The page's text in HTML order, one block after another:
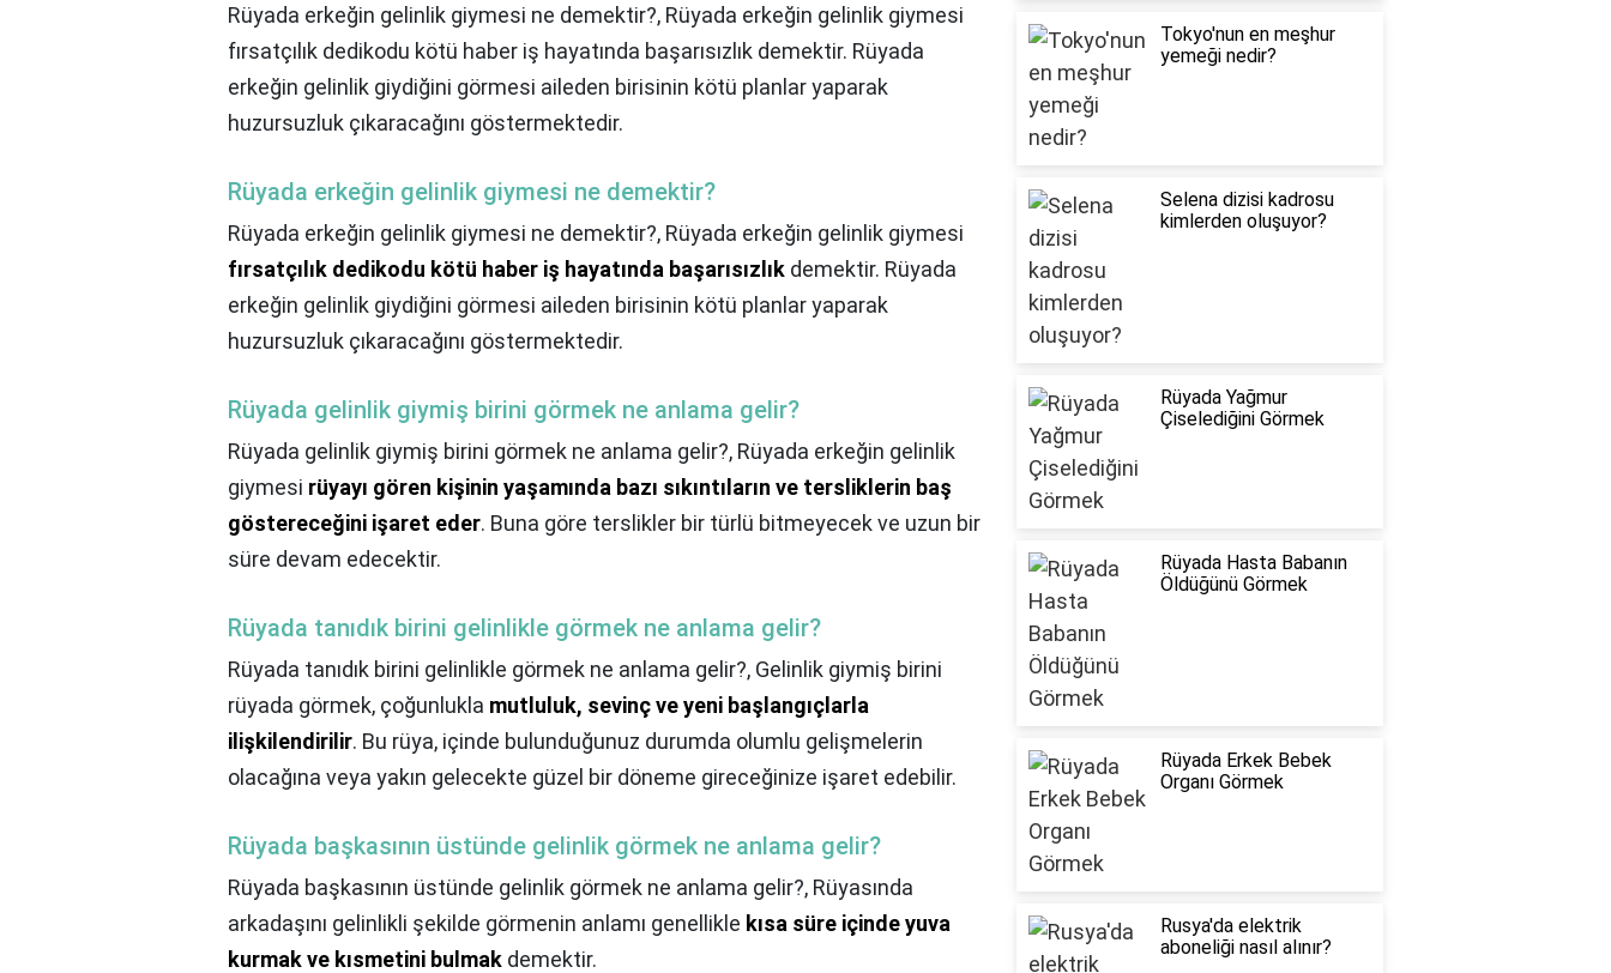
Rüyada erkeğin gelinlik giymesi ne demektir?, Rüyada erkeğin gelinlik giymesi
fırsatçılık dedikodu kötü haber iş hayatında başarısızlık demektir. Rüyada
erkeğin gelinlik giydiğini görmesi aileden birisinin kötü planlar yaparak
huzursuzluk çıkaracağını göstermektedir.
Rüyada erkeğin gelinlik giymesi ne demektir?
Rüyada erkeğin gelinlik giymesi ne demektir?, Rüyada erkeğin gelinlik giymesi
fırsatçılık dedikodu kötü haber iş hayatında başarısızlık demektir. Rüyada
erkeğin gelinlik giydiğini görmesi aileden birisinin kötü planlar yaparak
huzursuzluk çıkaracağını göstermektedir.
Rüyada gelinlik giymiş birini görmek ne anlama gelir?
Rüyada gelinlik giymiş birini görmek ne anlama gelir?, Rüyada erkeğin gelinlik
giymesi rüyayı gören kişinin yaşamında bazı sıkıntıların ve tersliklerin baş
göstereceğini işaret eder. Buna göre terslikler bir türlü bitmeyecek ve uzun bir
süre devam edecektir.
Rüyada tanıdık birini gelinlikle görmek ne anlama gelir?
Rüyada tanıdık birini gelinlikle görmek ne anlama gelir?, Gelinlik giymiş birini
rüyada görmek, çoğunlukla mutluluk, sevinç ve yeni başlangıçlarla
ilişkilendirilir. Bu rüya, içinde bulunduğunuz durumda olumlu gelişmelerin
olacağına veya yakın gelecekte güzel bir döneme gireceğinize işaret edebilir.
Rüyada başkasının üstünde gelinlik görmek ne anlama gelir?
Rüyada başkasının üstünde gelinlik görmek ne anlama gelir?, Rüyasında
arkadaşını gelinlikli şekilde görmenin anlamı genellikle kısa süre içinde yuva
kurmak ve kısmetini bulmak demektir.
Tokyo'nun en meşhur
yemeği nedir?
Selena dizisi kadrosu
kimlerden oluşuyor?
Rüyada Yağmur
Çiselediğini Görmek
Rüyada Hasta Babanın
Öldüğünü Görmek
Rüyada Erkek Bebek
Organı Görmek
Rusya'da elektrik
aboneliği nasıl alınır?